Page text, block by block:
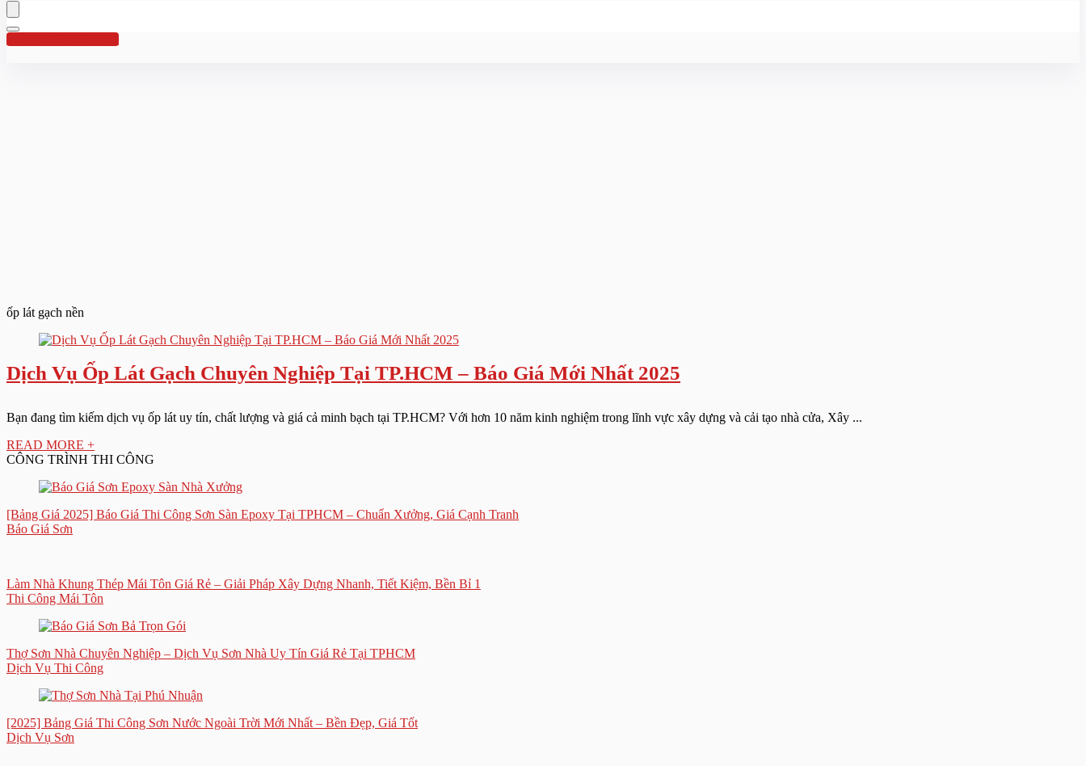
Hotline:0961 894 472
ốp lát gạch nền
Dịch Vụ Ốp Lát Gạch Chuyên Nghiệp Tại TP.HCM – Báo Giá Mới Nhất 2025
Bạn đang tìm kiếm dịch vụ ốp lát uy tín, chất lượng và giá cả minh bạch tại TP.HCM? Với hơn 10 năm kinh nghiệm trong lĩnh vực xây dựng và cải tạo nhà cửa, Xây ...
READ MORE +
CÔNG TRÌNH THI CÔNG
[Bảng Giá 2025] Báo Giá Thi Công Sơn Sàn Epoxy Tại TPHCM – Chuẩn Xưởng, Giá Cạnh Tranh
Báo Giá Sơn
Làm Nhà Khung Thép Mái Tôn Giá Rẻ – Giải Pháp Xây Dựng Nhanh, Tiết Kiệm, Bền Bỉ 1
Thi Công Mái Tôn
Thợ Sơn Nhà Chuyên Nghiệp – Dịch Vụ Sơn Nhà Uy Tín Giá Rẻ Tại TPHCM
Dịch Vụ Thi Công
[2025] Bảng Giá Thi Công Sơn Nước Ngoài Trời Mới Nhất – Bền Đẹp, Giá Tốt
Dịch Vụ Sơn